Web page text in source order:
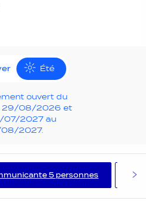
Été
ouvert du
29/08/2026 et
07/2027 au
2027.
5 personnes